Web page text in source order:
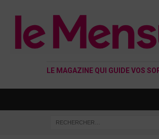
LE MAGAZINE QUI GUIDE VOS